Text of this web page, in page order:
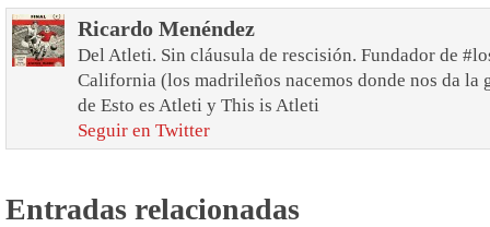
Ricardo Menéndez
Del Atleti. Sin cláusula de rescisión. Fundador de
California (los madrileños nacemos donde nos da la
de Esto es Atleti y This is Atleti
Seguir en Twitter
Entradas relacionadas